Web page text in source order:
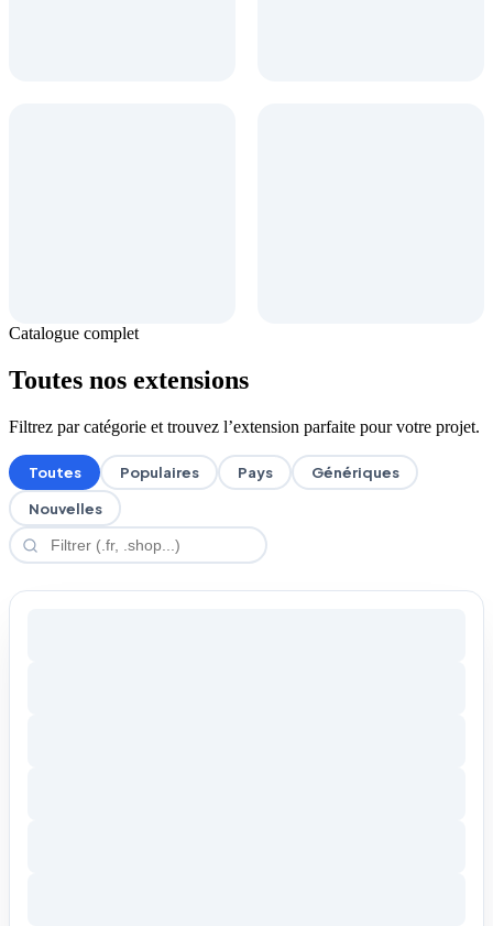
Catalogue complet
Toutes nos extensions
Filtrez par catégorie et trouvez l’extension parfaite pour votre projet.
Toutes Populaires Pays
Génériques
Nouvelles